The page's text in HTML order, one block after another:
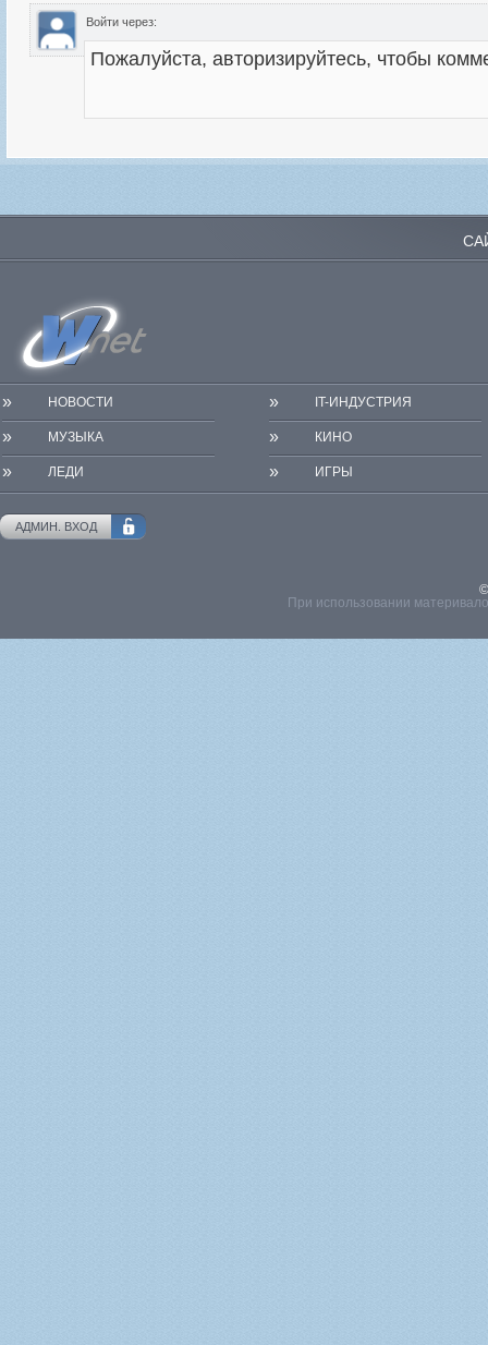
Войти через:
» НОВОСТИ » IT-ИНДУСТРИЯ
» МУЗЫКА » КИНО
» ЛЕДИ » ИГРЫ
АДМИН. ВХОД
При использовании